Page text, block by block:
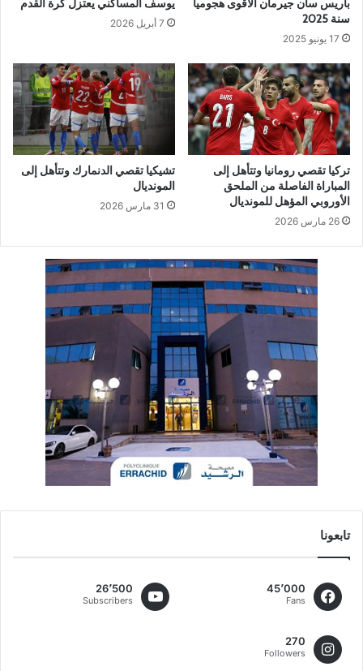
باريس سان جيرمان الأقوى هجوميا
سنة 2025
17 يونيو 2025
يوسف المساكني يعتزل كرة القدم
7 أبريل 2026
تركيا تقصي رومانيا وتتأهل إلى
المباراة الفاصلة من الملحق
الأوروبي المؤهل للمونديال
26 مارس 2026
تشيكيا تقصي الدنمارك وتتأهل إلى
المونديال
31 مارس 2026
تابعونا
45٬000
Fans
26٬500
Subscribers
270
Followers